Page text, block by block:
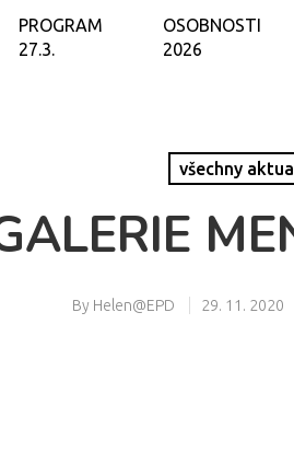
PROGRAM
27.3.
OSOBNOSTI
2026
všechny
By Helen@EPD 29. 11. 2020